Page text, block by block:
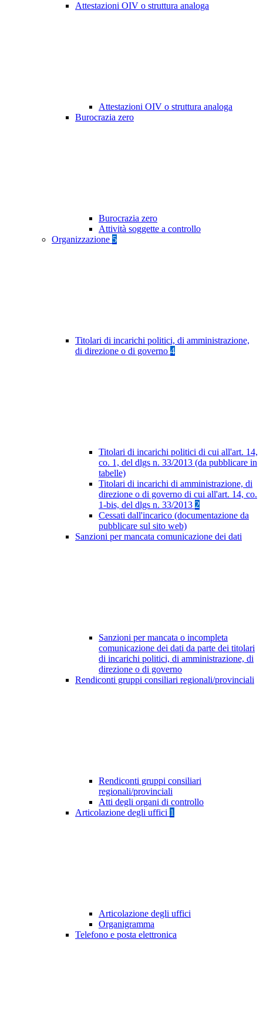
Attestazioni OIV o struttura analoga
Attestazioni OIV o struttura analoga
Burocrazia zero
Burocrazia zero
Attività soggette a controllo
Organizzazione 5
Titolari di incarichi politici, di amministrazione,
di direzione o di governo 4
Titolari di incarichi politici di cui all'art. 14,
co. 1, del dlgs n. 33/2013 (da pubblicare in
tabelle)
Titolari di incarichi di amministrazione, di
direzione o di governo di cui all'art. 14, co.
1-bis, del dlgs n. 33/2013 2
Cessati dall'incarico (documentazione da
pubblicare sul sito web)
Sanzioni per mancata comunicazione dei dati
Sanzioni per mancata o incompleta
comunicazione dei dati da parte dei titolari
di incarichi politici, di amministrazione, di
direzione o di governo
Rendiconti gruppi consiliari regionali/provinciali
Rendiconti gruppi consiliari
regionali/provinciali
Atti degli organi di controllo
Articolazione degli uffici 1
Articolazione degli uffici
Organigramma
Telefono e posta elettronica